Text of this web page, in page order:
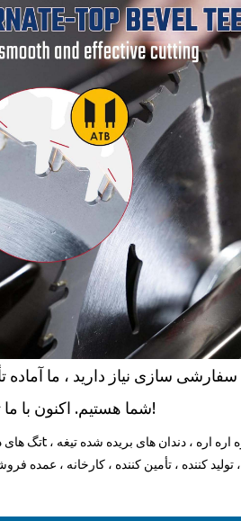
سفارشی سازی نیاز دارید ، ما آماده
شما هستیم. اکنون با ما تماس بگیرید!
تولید کننده ، تأمین کننده ، کارخانه ، عمده